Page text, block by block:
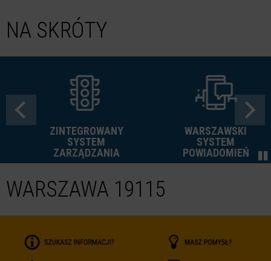
NA SKRÓTY
ZINTEGROWANY
SYSTEM
ZARZĄDZANIA
WARSZAWSKI
SYSTEM
POWIADOMIEŃ
WARSZAWA 19115